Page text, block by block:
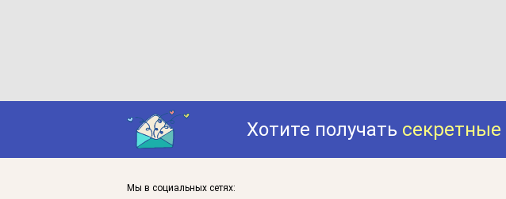
Хотите получать секретные
Мы в социальных сетях: